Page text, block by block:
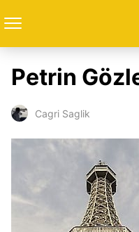
Petrin
Cagri Saglik